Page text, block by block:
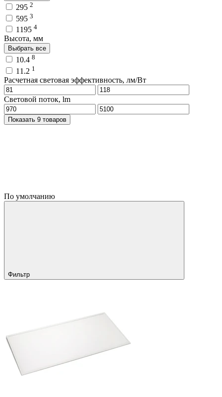
295 2
595 3
1195 4
Высота, мм
Выбрать все
10.4 8
11.2 1
Расчетная световая эффективность, лм/Вт
Световой поток, lm
Показать 9 товаров
По умолчанию
Фильтр